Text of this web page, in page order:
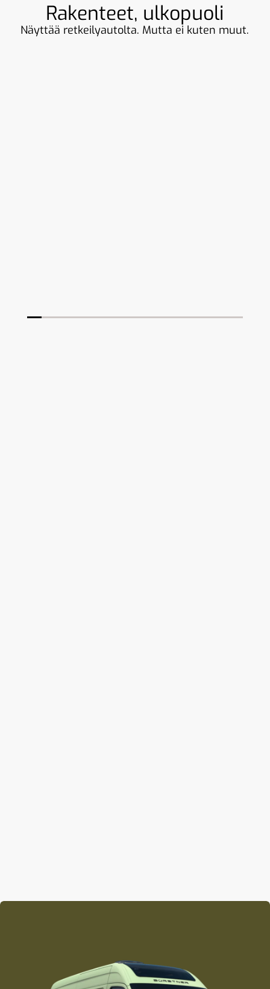
Rakenteet, ulkopuoli
Näyttää retkeilyautolta. Mutta ei kuten muut.